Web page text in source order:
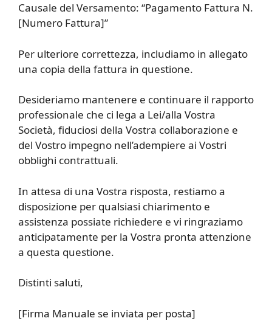
Causale del Versamento: “Pagamento Fattura N.
[Numero Fattura]”
Per ulteriore correttezza, includiamo in allegato
una copia della fattura in questione.
Desideriamo mantenere e continuare il rapporto
professionale che ci lega a Lei/alla Vostra
Società, fiduciosi della Vostra collaborazione e
del Vostro impegno nell’adempiere ai Vostri
obblighi contrattuali.
In attesa di una Vostra risposta, restiamo a
disposizione per qualsiasi chiarimento e
assistenza possiate richiedere e vi ringraziamo
anticipatamente per la Vostra pronta attenzione
a questa questione.
Distinti saluti,
[Firma Manuale se inviata per posta]